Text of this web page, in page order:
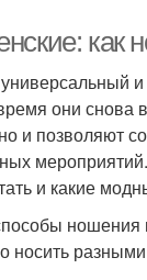
как
они снова
и позволяют
и какие
ношения
носить